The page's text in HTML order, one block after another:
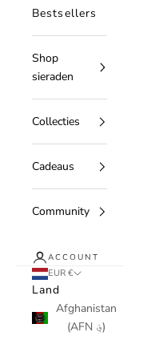
Bestsellers
Shop
sieraden
Collecties
Cadeaus
Community
ACCOUNT
EUR €
Land
Afghanistan
(AFN ؋)